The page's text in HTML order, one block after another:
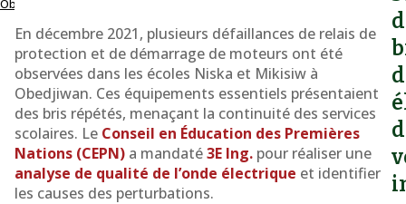
Obedjiwan
de
bris
d'équipements
électriques
à
Obedjiwan
En décembre 2021, plusieurs défaillances de relais de
protection et de démarrage de moteurs ont été
observées dans les écoles Niska et Mikisiw à
Obedjiwan. Ces équipements essentiels présentaient
des bris répétés, menaçant la continuité des services
scolaires. Le Conseil en Éducation des Premières
Nations (CEPN) a mandaté3E Ing. pour réaliser une
analyse de qualité de l’onde électrique et identifier
les causes des perturbations.